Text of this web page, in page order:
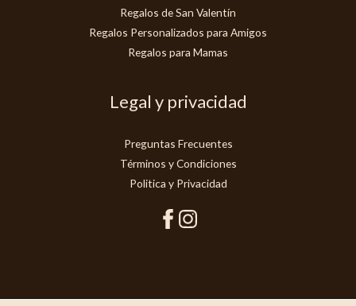
Regalos de San Valentín
Regalos Personalizados para Amigos
Regalos para Mamas
Legal y privacidad
Preguntas Frecuentes
Términos y Condiciones
Politica y Privacidad